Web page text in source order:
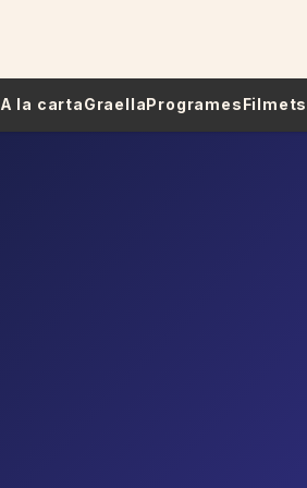
A la cartaGraellaProgramesFilmets